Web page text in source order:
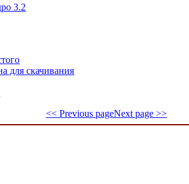
3.2
для скачивания
<< Previous pageNext page >>